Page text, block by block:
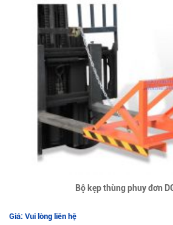
Bộ kẹp thùng phuy đơn
Giá: Vui lòng liên hệ